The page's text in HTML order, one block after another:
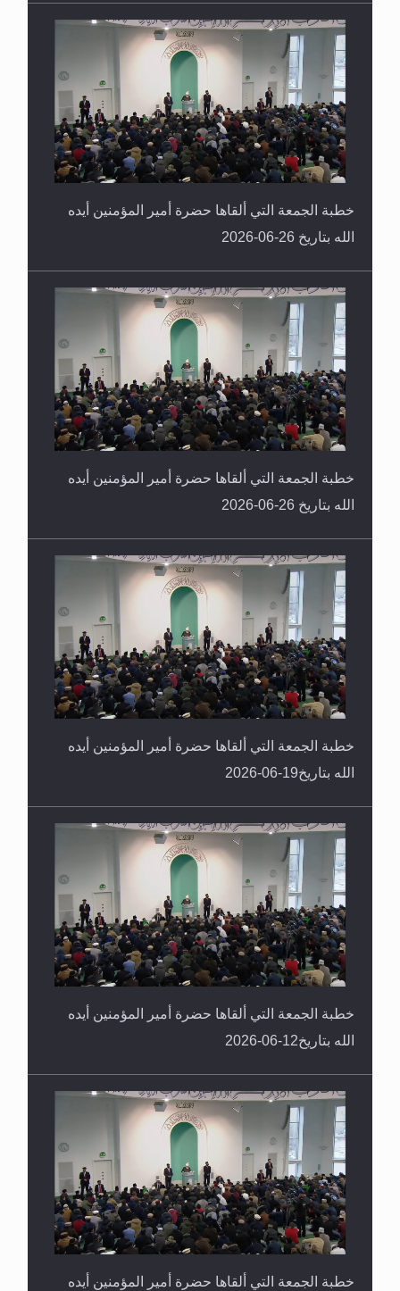
خطبة الجمعة التي ألقاها حضرة أمير المؤمنين أيده
الله بتاريخ 26-06-2026
خطبة الجمعة التي ألقاها حضرة أمير المؤمنين أيده
الله بتاريخ 26-06-2026
خطبة الجمعة التي ألقاها حضرة أمير المؤمنين أيده
الله بتاريخ19-06-2026
خطبة الجمعة التي ألقاها حضرة أمير المؤمنين أيده
الله بتاريخ12-06-2026
خطبة الجمعة التي ألقاها حضرة أمير المؤمنين أيده